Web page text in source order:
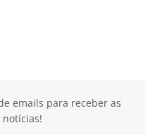
emails para receber as